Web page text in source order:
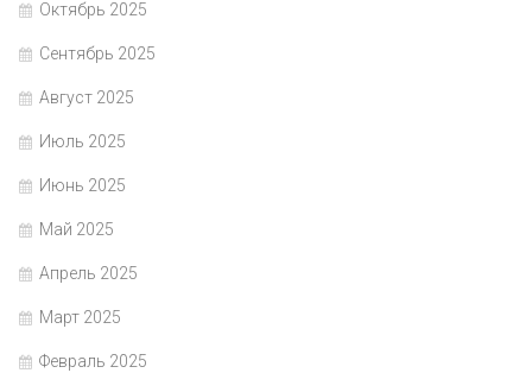
Октябрь 2025
Сентябрь 2025
Август 2025
Июль 2025
Июнь 2025
Май 2025
Апрель 2025
Март 2025
Февраль 2025